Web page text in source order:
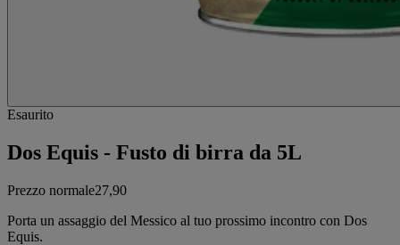
Esaurito
Dos Equis - Fusto di birra da 5L
Prezzo normale27,90
Porta un assaggio del Messico al tuo prossimo incontro con Dos
Equis.